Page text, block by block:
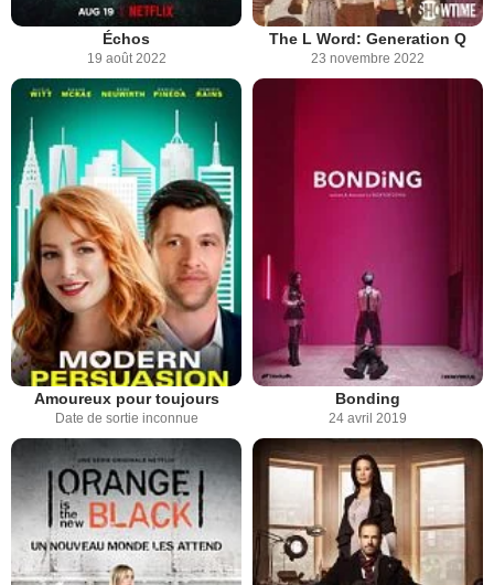
Échos
19 août 2022
The L Word: Generation Q
23 novembre 2022
Amoureux pour toujours
Date de sortie inconnue
Bonding
24 avril 2019